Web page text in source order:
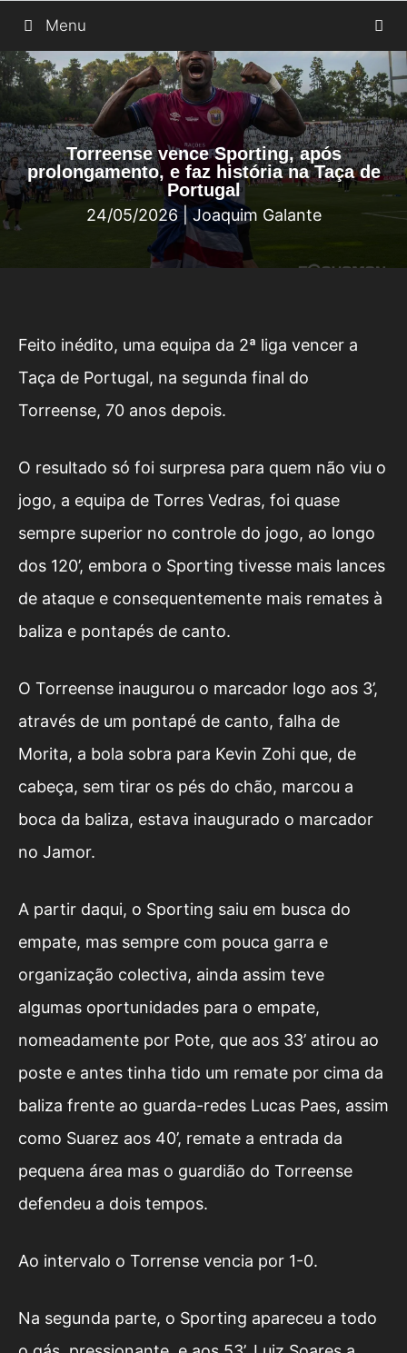
para
o
conteúdo
Menu
Torreense vence Sporting, após
prolongamento, e faz história na Taça de
Portugal
24/05/2026| Joaquim Galante
Feito inédito, uma equipa da 2ª liga vencer a
Taça de Portugal, na segunda final do
Torreense, 70 anos depois.
O resultado só foi surpresa para quem não viu o
jogo, a equipa de Torres Vedras, foi quase
sempre superior no controle do jogo, ao longo
dos 120’, embora o Sporting tivesse mais lances
de ataque e consequentemente mais remates à
baliza e pontapés de canto.
O Torreense inaugurou o marcador logo aos 3’,
através de um pontapé de canto, falha de
Morita, a bola sobra para Kevin Zohi que, de
cabeça, sem tirar os pés do chão, marcou a
boca da baliza, estava inaugurado o marcador
no Jamor.
A partir daqui, o Sporting saiu em busca do
empate, mas sempre com pouca garra e
organização colectiva, ainda assim teve
algumas oportunidades para o empate,
nomeadamente por Pote, que aos 33’ atirou ao
poste e antes tinha tido um remate por cima da
baliza frente ao guarda-redes Lucas Paes, assim
como Suarez aos 40’, remate a entrada da
pequena área mas o guardião do Torreense
defendeu a dois tempos.
Ao intervalo o Torrense vencia por 1-0.
Na segunda parte, o Sporting apareceu a todo